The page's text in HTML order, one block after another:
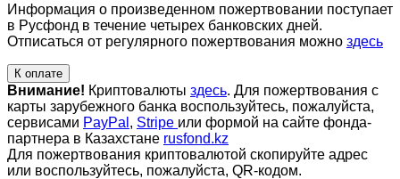
Информация о произведенном пожертвовании поступает
в Русфонд в течение четырех банковских дней.
Отписаться от регулярного пожертвования можно здесь
К оплате
Внимание! Криптовалюты здесь. Для пожертвования с
карты зарубежного банка воспользуйтесь, пожалуйста,
сервисами PayPal , Stripe или формой на сайте фонда-
партнера в Казахстане rusfond.kz
Для пожертвования криптовалютой скопируйте адрес
или воспользуйтесь, пожалуйста, QR-кодом.